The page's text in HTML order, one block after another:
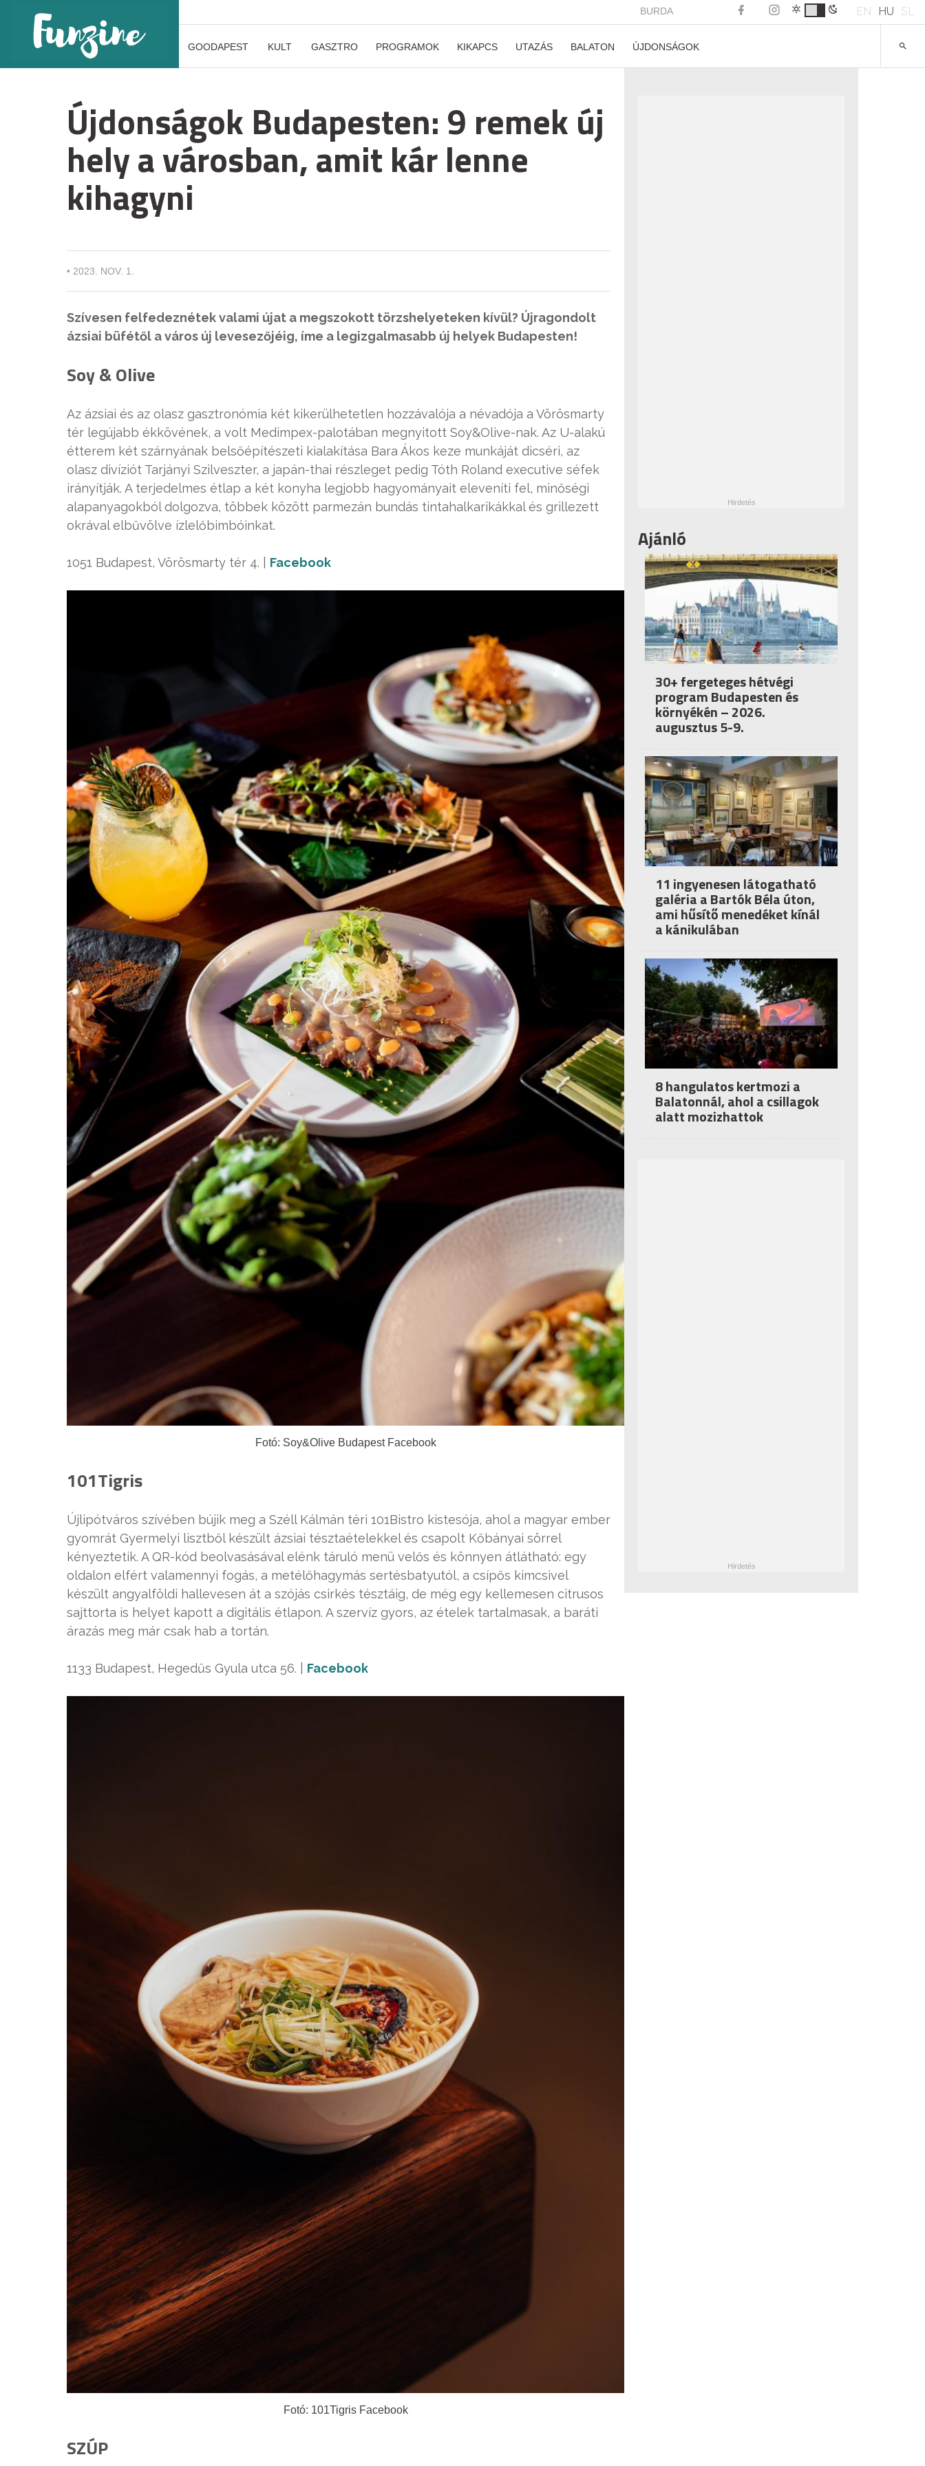
BURDA EN HU SL
GOODAPEST KULT GASZTRO PROGRAMOK KIKAPCS UTAZÁS BALATON ÚJDONSÁGOK
Újdonságok Budapesten: 9 remek új
hely a városban, amit kár lenne
kihagyni
• 2023. NOV. 1.
Szívesen felfedeznétek valami újat a megszokott törzshelyeteken kívül? Újragondolt
ázsiai büfétől a város új levesezőjéig, íme a legizgalmasabb új helyek Budapesten!
Soy & Olive
Az ázsiai és az olasz gasztronómia két kikerülhetetlen hozzávalója a névadója a Vörösmarty
tér legújabb ékkövének, a volt Medimpex-palotában megnyitott Soy&Olive-nak. Az U-alakú
étterem két szárnyának belsőépítészeti kialakítása Bara Ákos keze munkáját dicséri, az
olasz divíziót Tarjányi Szilveszter, a japán-thai részleget pedig Tóth Roland executive séfek
irányítják. A terjedelmes étlap a két konyha legjobb hagyományait eleveníti fel, minőségi
alapanyagokból dolgozva, többek között parmezán bundás tintahalkarikákkal és grillezett
okrával elbűvölve ízlelőbimbóinkat.
1051 Budapest, Vörösmarty tér 4. | Facebook
Fotó: Soy&Olive Budapest Facebook
101Tigris
Újlipótváros szívében bújik meg a Széll Kálmán téri 101Bistro kistesója, ahol a magyar ember
gyomrát Gyermelyi lisztből készült ázsiai tésztaételekkel és csapolt Kőbányai sörrel
kényeztetik. A QR-kód beolvasásával elénk táruló menü velős és könnyen átlátható: egy
oldalon elfért valamennyi fogás, a metélőhagymás sertésbatyutól, a csípős kimcsivel
készült angyalföldi hallevesen át a szójás csirkés tésztáig, de még egy kellemesen citrusos
sajttorta is helyet kapott a digitális étlapon. A szervíz gyors, az ételek tartalmasak, a baráti
árazás meg már csak hab a tortán.
1133 Budapest, Hegedűs Gyula utca 56. | Facebook
Fotó: 101Tigris Facebook
SZÚP
Ajánló
30+ fergeteges hétvégi
program Budapesten és
környékén – 2026.
augusztus 5-9.
11 ingyenesen látogatható
galéria a Bartók Béla úton,
ami hűsítő menedéket kínál
a kánikulában
8 hangulatos kertmozi a
Balatonnál, ahol a csillagok
alatt mozizhattok